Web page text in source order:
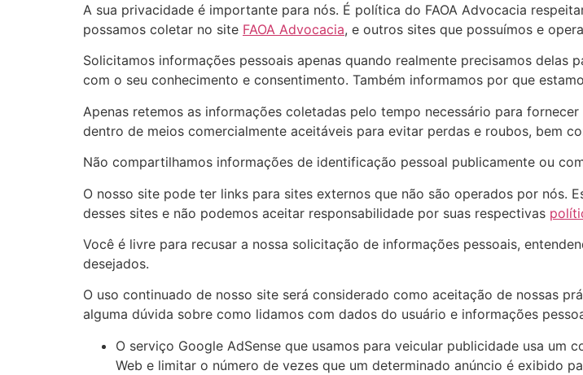
A sua privacidade é importante para nós. É política do FAOA Advocacia
possamos coletar no site FAOA Advocacia, e outros sites que possuímos e
Solicitamos informações pessoais apenas quando realmente precisamos delas
com o seu conhecimento e consentimento. Também informamos por que
Apenas retemos as informações coletadas pelo tempo necessário para
dentro de meios comercialmente aceitáveis ​​para evitar perdas e roubos, bem
Não compartilhamos informações de identificação pessoal publicamente ou
O nosso site pode ter links para sites externos que não são operados por nós.
desses sites e não podemos aceitar responsabilidade por suas respectivas
Você é livre para recusar a nossa solicitação de informações pessoais,
desejados.
O uso continuado de nosso site será considerado como aceitação de nossas
alguma dúvida sobre como lidamos com dados do usuário e informações
O serviço Google AdSense que usamos para veicular publicidade usa um
Web e limitar o número de vezes que um determinado anúncio é exibido